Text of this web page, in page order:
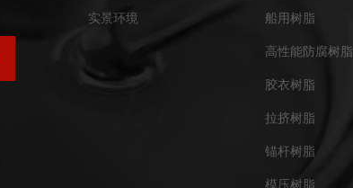
实景环境 船用树脂
高性能防腐树脂
胶衣树脂
拉挤树脂
锚杆树脂
模压树脂